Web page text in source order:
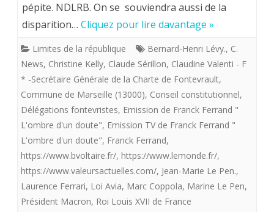
sorcières
à
Marseille
Franck
Ferrand
mis
à
!
pépite. NDLRB. On se souviendra aussi de la
disparition… Cliquez pour lire davantage »
Limites de la république Bernard-Henri Lévy., C.
News, Christine Kelly, Claude Sérillon, Claudine Valenti - F
* -Secrétaire Générale de la Charte de Fontevrault,
Commune de Marseille (13000), Conseil constitutionnel,
Délégations fontevristes, Emission de Franck Ferrand "
L'ombre d'un doute", Emission TV de Franck Ferrand "
L'ombre d'un doute", Franck Ferrand,
https://www.bvoltaire.fr/, https://www.lemonde.fr/,
https://www.valeursactuelles.com/, Jean-Marie Le Pen.,
Laurence Ferrari, Loi Avia, Marc Coppola, Marine Le Pen,
Président Macron, Roi Louis XVII de France